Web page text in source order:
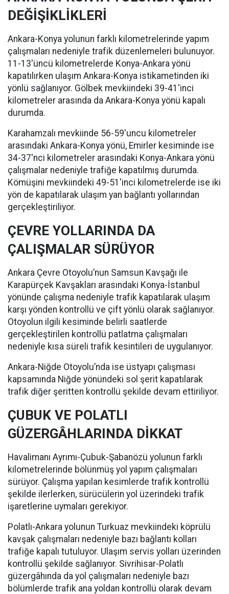
DEĞİŞİKLİKLERİ
Ankara-Konya yolunun farklı kilometrelerinde yapım
çalışmaları nedeniyle trafik düzenlemeleri bulunuyor.
11-13'üncü kilometrelerde Konya-Ankara yönü
kapatılırken ulaşım Ankara-Konya istikametinden iki
yönlü sağlanıyor. Gölbek mevkiindeki 39-41'inci
kilometreler arasında da Ankara-Konya yönü kapalı
durumda.
Karahamzalı mevkiinde 56-59'uncu kilometreler
arasındaki Ankara-Konya yönü, Emirler kesiminde ise
34-37'nci kilometreler arasındaki Konya-Ankara yönü
çalışmalar nedeniyle trafiğe kapatılmış durumda.
Kömüşini mevkiindeki 49-51'inci kilometrelerde ise iki
yön de kapatılarak ulaşım yan bağlantı yollarından
gerçekleştiriliyor.
ÇEVRE YOLLARINDA DA
ÇALIŞMALAR SÜRÜYOR
Ankara Çevre Otoyolu’nun Samsun Kavşağı ile
Karapürçek Kavşakları arasındaki Konya-İstanbul
yönünde çalışma nedeniyle trafik kapatılarak ulaşım
karşı yönden kontrollü ve çift yönlü olarak sağlanıyor.
Otoyolun ilgili kesiminde belirli saatlerde
gerçekleştirilen kontrollü patlatma çalışmaları
nedeniyle kısa süreli trafik kesintileri de uygulanıyor.
Ankara-Niğde Otoyolu’nda ise üstyapı çalışması
kapsamında Niğde yönündeki sol şerit kapatılarak
trafik diğer şeritten kontrollü şekilde devam ettiriliyor.
ÇUBUK VE POLATLI
GÜZERGÂHLARINDA DİKKAT
Havalimanı Ayrımı-Çubuk-Şabanözü yolunun farklı
kilometrelerinde bölünmüş yol yapım çalışmaları
sürüyor. Çalışma yapılan kesimlerde trafik kontrollü
şekilde ilerlerken, sürücülerin yol üzerindeki trafik
işaretlerine uymaları gerekiyor.
Polatlı-Ankara yolunun Turkuaz mevkiindeki köprülü
kavşak çalışmaları nedeniyle bazı bağlantı kolları
trafiğe kapalı tutuluyor. Ulaşım servis yolları üzerinden
kontrollü şekilde sağlanıyor. Sivrihisar-Polatlı
güzergâhında da yol çalışmaları nedeniyle bazı
bölümlerde trafik ana yoldan kontrollü olarak devam